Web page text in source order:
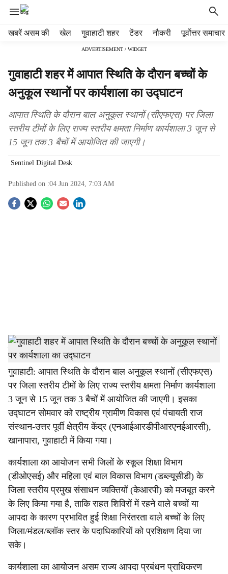
खबरें असम की खेल गुवाहाटी शहर टेंडर नौकरी पूर्वोत्तर समाचार
ADVERTISEMENT / WIDGET
गुवाहाटी शहर में आपात स्थिति के दौरान बच्चों के
अनुकूल स्थानों पर कार्यशाला का उद्घाटन
आपात स्थिति के दौरान बाल अनुकूल स्थानों (सीएफएस) पर जिला
स्तरीय टीमों के लिए राज्य स्तरीय क्षमता निर्माण कार्यशाला 3 जून से
15 जून तक 3 बैचों में आयोजित की जाएगी।
Sentinel Digital Desk
Published on :04 Jun 2024, 7:03 AM
S
h
a
r
e
स्टाफ रिपोर्टर
गुवाहाटी: आपात स्थिति के दौरान बाल अनुकूल स्थानों (सीएफएस)
पर जिला स्तरीय टीमों के लिए राज्य स्तरीय क्षमता निर्माण कार्यशाला
3 जून से 15 जून तक 3 बैचों में आयोजित की जाएगी। इसका
उद्घाटन सोमवार को राष्ट्रीय ग्रामीण विकास एवं पंचायती राज
संस्थान-उत्तर पूर्वी क्षेत्रीय केंद्र (एनआईआरडीपीआरएनईआरसी),
खानापारा, गुवाहाटी में किया गया।
कार्यशाला का आयोजन सभी जिलों के स्कूल शिक्षा विभाग
(डीओएसई) और महिला एवं बाल विकास विभाग (डब्ल्यूसीडी) के
जिला स्तरीय प्रमुख संसाधन व्यक्तियों (केआरपी) को मजबूत करने
के लिए किया गया है, ताकि राहत शिविरों में रहने वाले बच्चों या
आपदा के कारण प्रभावित हुई शिक्षा निरंतरता वाले बच्चों के लिए
जिला/मंडल/ब्लॉक स्तर के पदाधिकारियों को प्रशिक्षण दिया जा
सके।
कार्यशाला का आयोजन असम राज्य आपदा प्रबंधन प्राधिकरण